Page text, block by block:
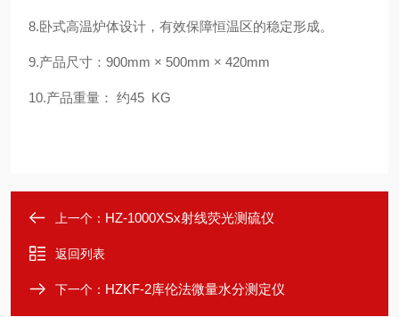
8.卧式高温炉体设计，有效保障恒温区的稳定形成。
9.产品尺寸：900mm × 500mm × 420mm
10.产品重量： 约45 KG
上一个： HZ-1000XSx射线荧光测硫仪
返回列表
下一个： HZKF-2库伦法微量水分测定仪